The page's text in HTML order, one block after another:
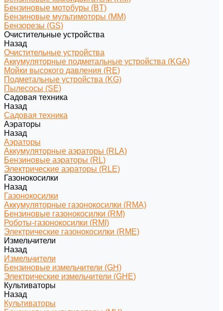
Бензиновые мотобуры (BT)
Бензиновые мультимоторы (MM)
Бензорезы (GS)
Очистительные устройства
Назад
Очистительные устройства
Аккумуляторные подметальные устройства (KGA)
Мойки высокого давления (RE)
Подметальные устройства (KG)
Пылесосы (SE)
Садовая техника
Назад
Садовая техника
Аэраторы
Назад
Аэраторы
Аккумуляторные аэраторы (RLA)
Бензиновые аэраторы (RL)
Электрические аэраторы (RLE)
Газонокосилки
Назад
Газонокосилки
Аккумуляторные газонокосилки (RMA)
Бензиновые газонокосилки (RM)
Роботы-газонокосилки (RMI)
Электрические газонокосилки (RME)
Измельчители
Назад
Измельчители
Бензиновые измельчители (GH)
Электрические измельчители (GHE)
Культиваторы
Назад
Культиваторы